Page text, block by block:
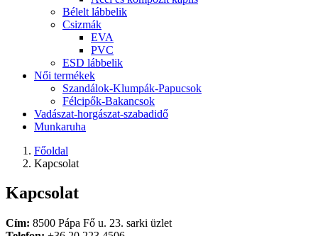
Bélelt lábbelik
Csizmák
EVA
PVC
ESD lábbelik
Női termékek
Szandálok-Klumpák-Papucsok
Félcipők-Bakancsok
Vadászat-horgászat-szabadidő
Munkaruha
Főoldal
Kapcsolat
Kapcsolat
Cím: 8500 Pápa Fő u. 23. sarki üzlet